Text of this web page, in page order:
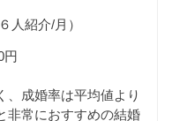
人紹介/月）
円
、成婚率は平均値より
非常におすすめの結婚